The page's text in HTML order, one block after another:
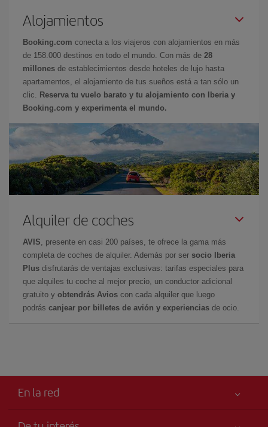
Alojamientos
Booking.com conecta a los viajeros con alojamientos en más
de 158.000 destinos en todo el mundo. Con más de 28
millones de establecimientos desde hoteles de lujo hasta
apartamentos, el alojamiento de tus sueños está a tan sólo un
clic.
Reserva tu vuelo barato y tu alojamiento con Iberia y
Booking.com y experimenta el mundo.
Alquiler de coches
AVIS , presente en casi 200 países, te ofrece la gama más
completa de coches de alquiler. Además por ser socio Iberia
Plus disfrutarás de ventajas exclusivas: tarifas especiales para
que alquiles tu coche al mejor precio, un conductor adicional
gratuito y obtendrás Avios con cada alquiler que luego
podrás canjear por billetes de avión y experiencias de ocio.
En la red